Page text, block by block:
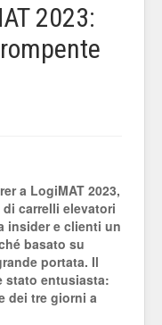
2023:
a LogiMAT 2023,
carrelli elevatori
insider e clienti un
basato su
portata. Il
stato entusiasta:
dei tre giorni a